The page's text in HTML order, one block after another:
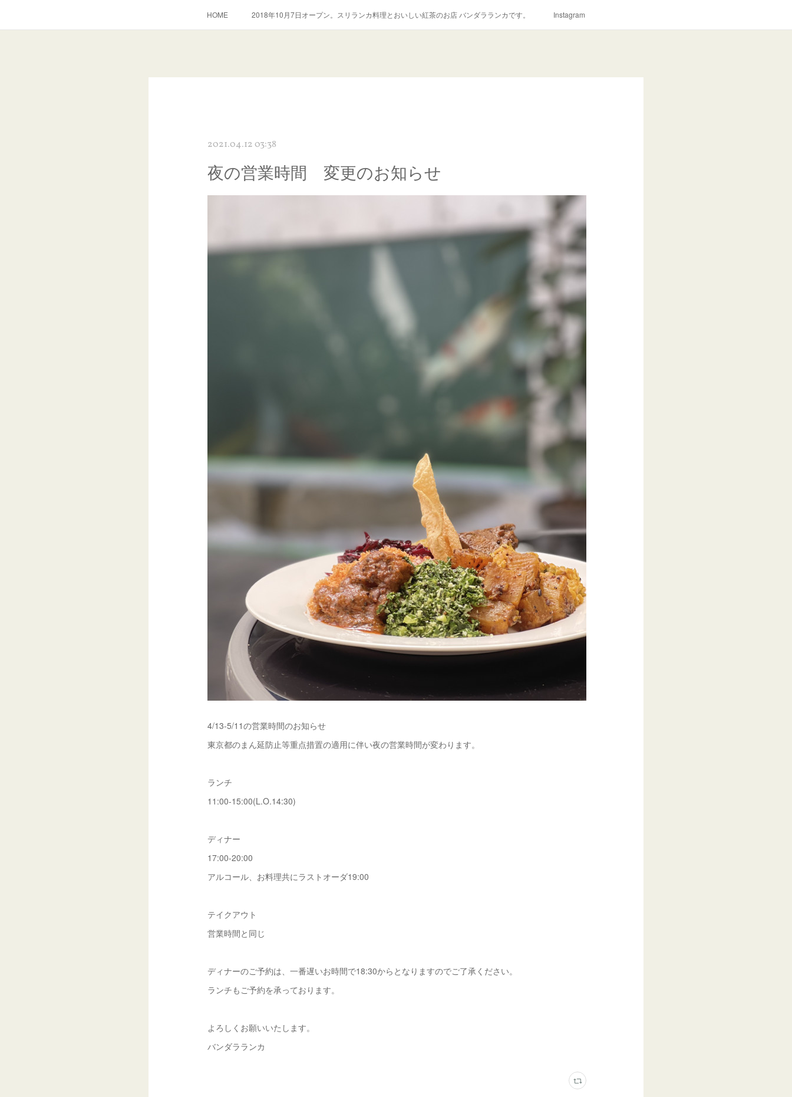
HOME 2018年10月7日オープン。スリランカ料理とおいしい紅茶のお店 バンダラランカです。 Instagram
2021.04.12 03:38
夜の営業時間 変更のお知らせ
4/13-5/11の営業時間のお知らせ
東京都のまん延防止等重点措置の適用に伴い夜の営業時間が変わります。
ランチ
11:00-15:00(L.O.14:30)
ディナー
17:00-20:00
アルコール、お料理共にラストオーダ19:00
テイクアウト
営業時間と同じ
ディナーのご予約は、一番遅いお時間で18:30からとなりますのでご了承ください。
ランチもご予約を承っております。
よろしくお願いいたします。
バンダラランカ